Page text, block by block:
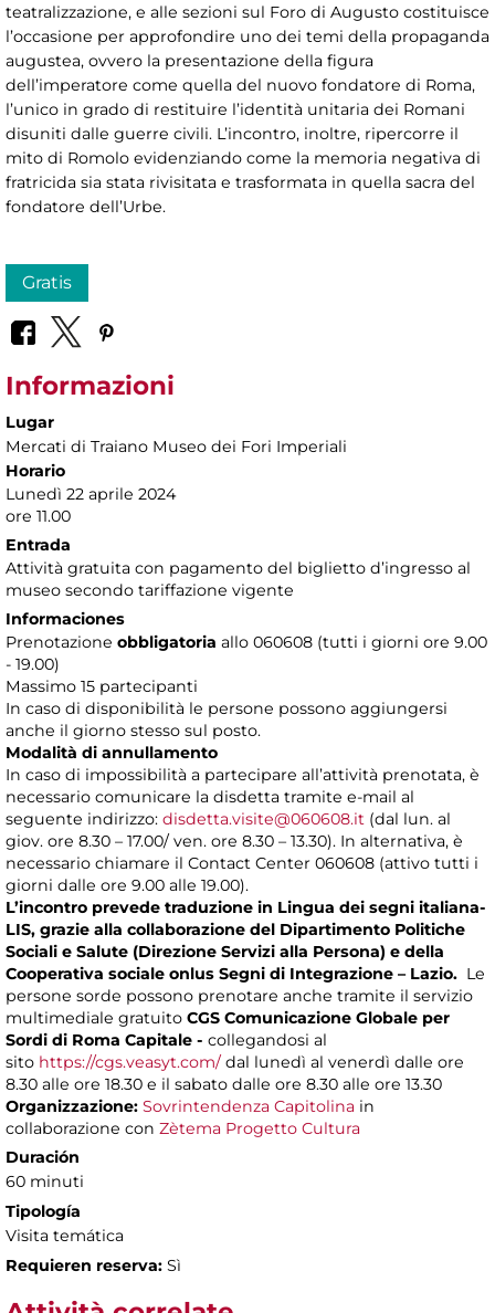
teatralizzazione, e alle sezioni sul Foro di Augusto costituisce
l’occasione per approfondire uno dei temi della propaganda
augustea, ovvero la presentazione della figura
dell’imperatore come quella del nuovo fondatore di Roma,
l’unico in grado di restituire l’identità unitaria dei Romani
disuniti dalle guerre civili. L’incontro, inoltre, ripercorre il
mito di Romolo evidenziando come la memoria negativa di
fratricida sia stata rivisitata e trasformata in quella sacra del
fondatore dell’Urbe.
Gratis
Informazioni
Lugar
Mercati di Traiano Museo dei Fori Imperiali
Horario
Lunedì 22 aprile 2024
ore 11.00
Entrada
Attività gratuita con pagamento del biglietto d’ingresso al
museo secondo tariffazione vigente
Informaciones
Prenotazione obbligatoria allo 060608 (tutti i giorni ore 9.00
- 19.00)
Massimo 15 partecipanti
In caso di disponibilità le persone possono aggiungersi
anche il giorno stesso sul posto.
Modalità di annullamento
In caso di impossibilità a partecipare all’attività prenotata, è
necessario comunicare la disdetta tramite e-mail al
seguente indirizzo: disdetta.visite@060608.it (dal lun. al
giov. ore 8.30 – 17.00/ ven. ore 8.30 – 13.30). In alternativa, è
necessario chiamare il Contact Center 060608 (attivo tutti i
giorni dalle ore 9.00 alle 19.00).
L’incontro prevede traduzione in Lingua dei segni italiana-
LIS, grazie alla collaborazione del Dipartimento Politiche
Sociali e Salute (Direzione Servizi alla Persona) e della
Cooperativa sociale onlus Segni di Integrazione – Lazio. Le
persone sorde possono prenotare anche tramite il servizio
multimediale gratuito CGS Comunicazione Globale per
Sordi di Roma Capitale - collegandosi al
sito https://cgs.veasyt.com/dal lunedì al venerdì dalle ore
8.30 alle ore 18.30 e il sabato dalle ore 8.30 alle ore 13.30
Organizzazione: Sovrintendenza Capitolina in
collaborazione con Zètema Progetto Cultura
Duración
60 minuti
Tipología
Visita temática
Requieren reserva: Sì